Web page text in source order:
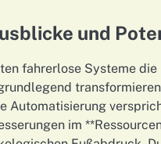
und
fahrerlose Systeme die
Automatisierung
im